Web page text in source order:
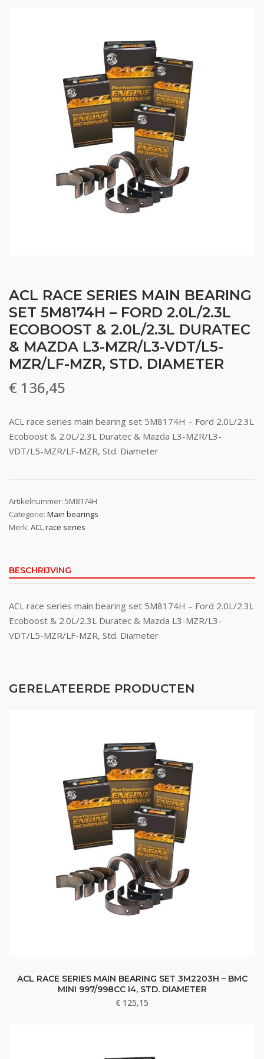
ACL RACE SERIES MAIN BEARING
SET 5M8174H – FORD 2.0L/2.3L
ECOBOOST & 2.0L/2.3L DURATEC
& MAZDA L3-MZR/L3-VDT/L5-
MZR/LF-MZR, STD. DIAMETER
€ 136,45
ACL race series main bearing set 5M8174H – Ford 2.0L/2.3L
Ecoboost & 2.0L/2.3L Duratec & Mazda L3-MZR/L3-
VDT/L5-MZR/LF-MZR, Std. Diameter
Artikelnummer: 5M8174H
Categorie: Main bearings
Merk: ACL race series
BESCHRIJVING
ACL race series main bearing set 5M8174H – Ford 2.0L/2.3L
Ecoboost & 2.0L/2.3L Duratec & Mazda L3-MZR/L3-
VDT/L5-MZR/LF-MZR, Std. Diameter
GERELATEERDE PRODUCTEN
ACL RACE SERIES MAIN BEARING SET 3M2203H – BMC
MINI 997/998CC I4, STD. DIAMETER
€ 125,15